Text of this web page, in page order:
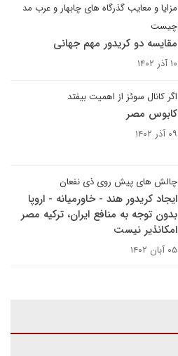
مزایا و معایب گذرگاه های چابهار و عرب مد
چیست
مقایسه دو کریدور مهم جهانی
۱۰ آذر ۱۴۰۲
اگر کانال سوئز از اهمیت بیفتد
کابوس مصر
۰۹ آذر ۱۴۰۲
چالش های پیش روی ذی نفعان
ایجاد کریدور هند - خاورمیانه - اروپا
بدون توجه به منافع ایران، ترکیه مصر
امکانذیر نیست
۰۵ آبان ۱۴۰۲